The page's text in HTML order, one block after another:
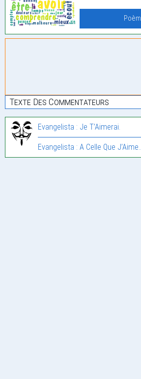
Texte Des Commentateurs
Evangelista : Je T’Aimerai.
Evangelista : A Celle Que J’Aime…